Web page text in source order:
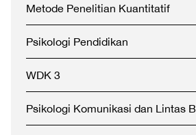
Metode Penelitian Kuantitatif
Psikologi Pendidikan
WDK 3
Psikologi Komunikasi dan Lintas